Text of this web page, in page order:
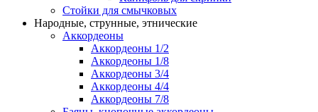
Стойки для смычковых
Народные, струнные, этнические
Аккордеоны
Аккордеоны 1/2
Аккордеоны 1/8
Аккордеоны 3/4
Аккордеоны 4/4
Аккордеоны 7/8